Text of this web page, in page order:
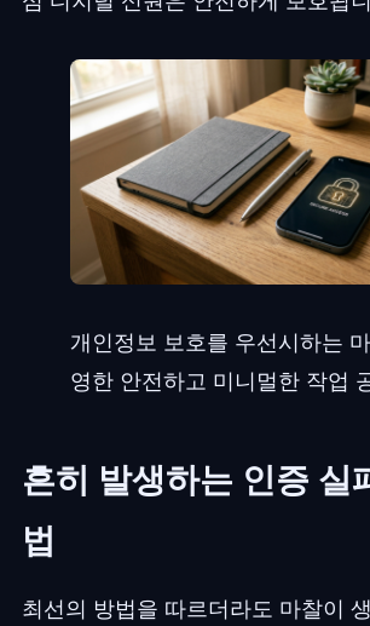
개인정보 보호를 우선시하는
영한 안전하고 미니멀한 작업
흔히 발생하는 인증 실
법
최선의 방법을 따르더라도 마찰이